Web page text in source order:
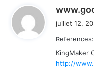
juillet 12,
References:
KingMaker
http://